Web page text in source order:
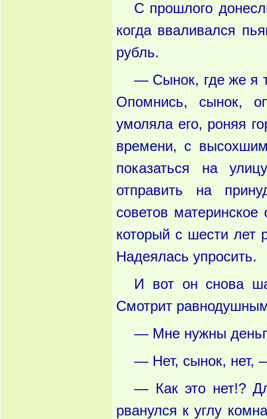
С прошлого
когда вваливался
рубль.
— Сынок, где же я
Опомнись, сынок,
умоляла его, роняя
времени, с
показаться на
отправить на
советов
который с шести
Надеялась упросить.
И вот он снова
Смотрит
— Мне нужны
— Нет, сынок, нет,
— Как это нет!?
рванулся к углу